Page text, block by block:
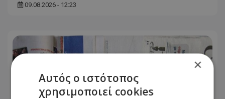
09.08.2026 - 12:23
×
Αυτός ο ιστότοπος
χρησιμοποιεί cookies